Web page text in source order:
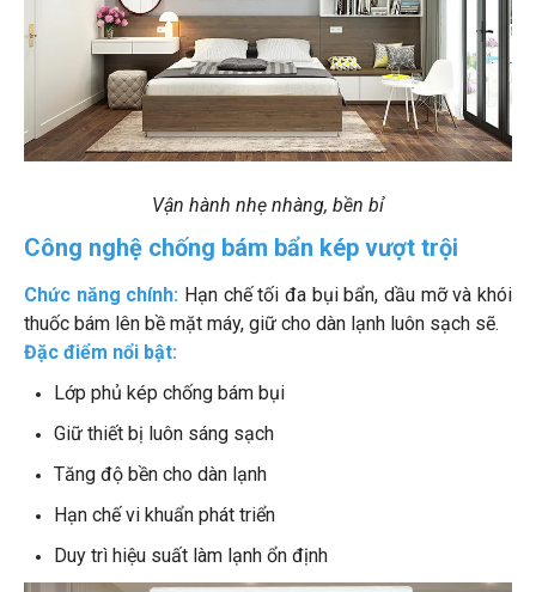
Vận hành nhẹ nhàng, bền bỉ
Công nghệ chống bám bẩn kép vượt trội
Chức năng chính: Hạn chế tối đa bụi bẩn, dầu mỡ và khói
thuốc bám lên bề mặt máy, giữ cho dàn lạnh luôn sạch sẽ.
Đặc điểm nổi bật:
Lớp phủ kép chống bám bụi
Giữ thiết bị luôn sáng sạch
Tăng độ bền cho dàn lạnh
Hạn chế vi khuẩn phát triển
Duy trì hiệu suất làm lạnh ổn định